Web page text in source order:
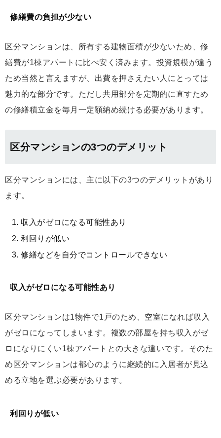
修繕費の負担が少ない
区分マンションは、所有する建物面積が少ないため、修
繕費が1棟アパートに比べ安く済みます。投資規模が違う
ため当然と言えますが、出費を押さえたい人にとっては
魅力的な部分です。ただし共用部分を定期的に直すため
の修繕積立金を毎月一定額納め続ける必要があります。
区分マンションの3つのデメリット
区分マンションには、主に以下の3つのデメリットがあり
ます。
収入がゼロになる可能性あり
利回りが低い
修繕などを自分でコントロールできない
収入がゼロになる可能性あり
区分マンションは1物件で1戸のため、空室になれば収入
がゼロになってしまいます。複数の部屋を持ち収入がゼ
ロになりにくい1棟アパートとの大きな違いです。そのた
め区分マンションは都心のように継続的に入居者が見込
める立地を選ぶ必要があります。
利回りが低い